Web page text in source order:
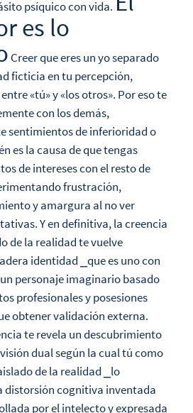
psíquico con vida.
es lo
Creer que eres un yo separado
ficticia en tu percepción,
«tú» y «los otros». Por eso te
con los demás,
sentimientos de inferioridad o
es la causa de que tengas
de intereses con el resto de
frustración,
y amargura al no ver
Y en definitiva, la creencia
de la realidad te vuelve
identidad ⎯que es uno con
personaje imaginario basado
profesionales y posesiones
obtener validación externa.
te revela un descubrimiento
dual según la cual tú como
de la realidad ⎯lo
distorsión cognitiva inventada
por el intelecto y expresada